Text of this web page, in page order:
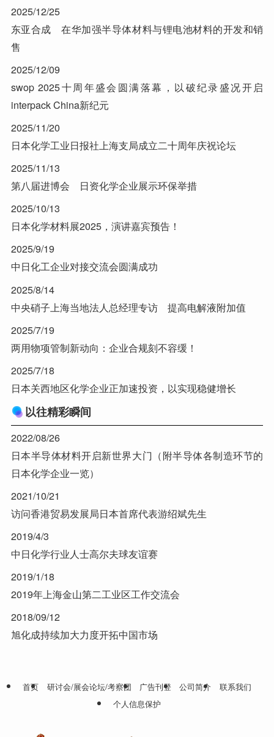
2025/12/25
东亚合成 在华加强半导体材料与锂电池材料的开发和销
售
2025/12/09
swop 2025十周年盛会圆满落幕，以破纪录盛况开启
interpack China新纪元
2025/11/20
日本化学工业日报社上海支局成立二十周年庆祝论坛
2025/11/13
第八届进博会 日资化学企业展示环保举措
2025/10/13
日本化学材料展2025，演讲嘉宾预告！
2025/9/19
中日化工企业对接交流会圆满成功
2025/8/14
中央硝子上海当地法人总经理专访 提高电解液附加值
2025/7/19
两用物项管制新动向：企业合规刻不容缓！
2025/7/18
日本关西地区化学企业正加速投资，以实现稳健增长
以往精彩瞬间
2022/08/26
日本半导体材料开启新世界大门（附半导体各制造环节的
日本化学企业一览）
2021/10/21
访问香港贸易发展局日本首席代表游绍斌先生
2019/4/3
中日化学行业人士高尔夫球友谊赛
2019/1/18
2019年上海金山第二工业区工作交流会
2018/09/12
旭化成持续加大力度开拓中国市场
首页 研讨会/展会论坛/考察团 广告刊登 公司简介
联系我们
个人信息保护